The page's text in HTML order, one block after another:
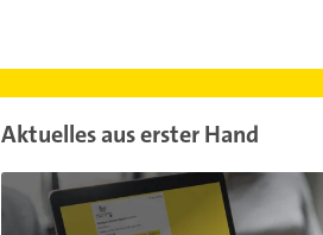
Aktuelles aus erster Hand